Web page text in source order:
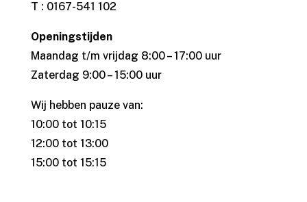
T : 0167-541 102
Openingstijden
Maandag t/m vrijdag 8:00 – 17:00 uur
Zaterdag 9:00 – 15:00 uur
Wij hebben pauze van:
10:00 tot 10:15
12:00 tot 13:00
15:00 tot 15:15